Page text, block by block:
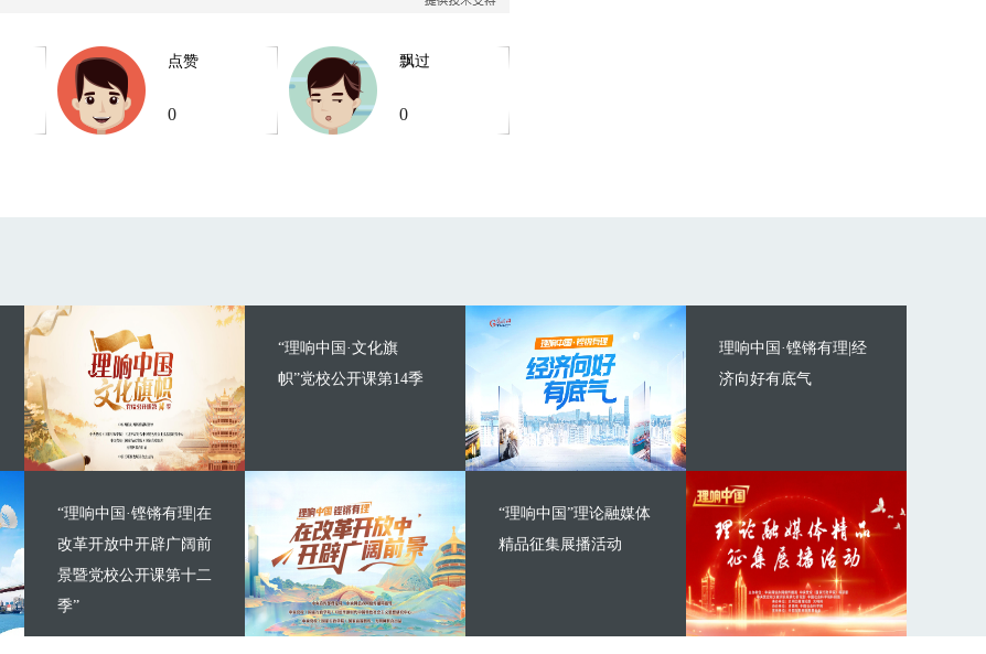
点赞
0
飘过
0
“理响中国·文化旗
帜”党校公开课第14季
“理响中国·铿锵有理|在
改革开放中开辟广阔前
景暨党校公开课第十二
季”
理响中国·铿锵有理|经
济向好有底气
“理响中国”理论融媒体
精品征集展播活动